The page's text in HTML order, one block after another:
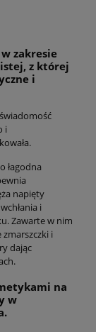
zakresie
z której
i
i
łagodna
napięty
i
Zawarte w nim
i
dając
na
w